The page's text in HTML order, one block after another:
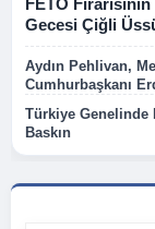
FETÖ Firarisinin
Gecesi Çiğli
Aydın Pehlivan,
Cumhurbaşkanı
Türkiye Genelinde
Baskın